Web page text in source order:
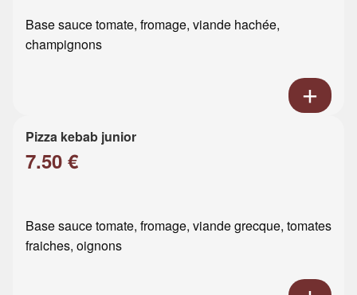
Base sauce tomate, fromage, viande hachée,
champignons
Pizza kebab junior
7.50 €
Base sauce tomate, fromage, viande grecque, tomates
fraiches, oignons